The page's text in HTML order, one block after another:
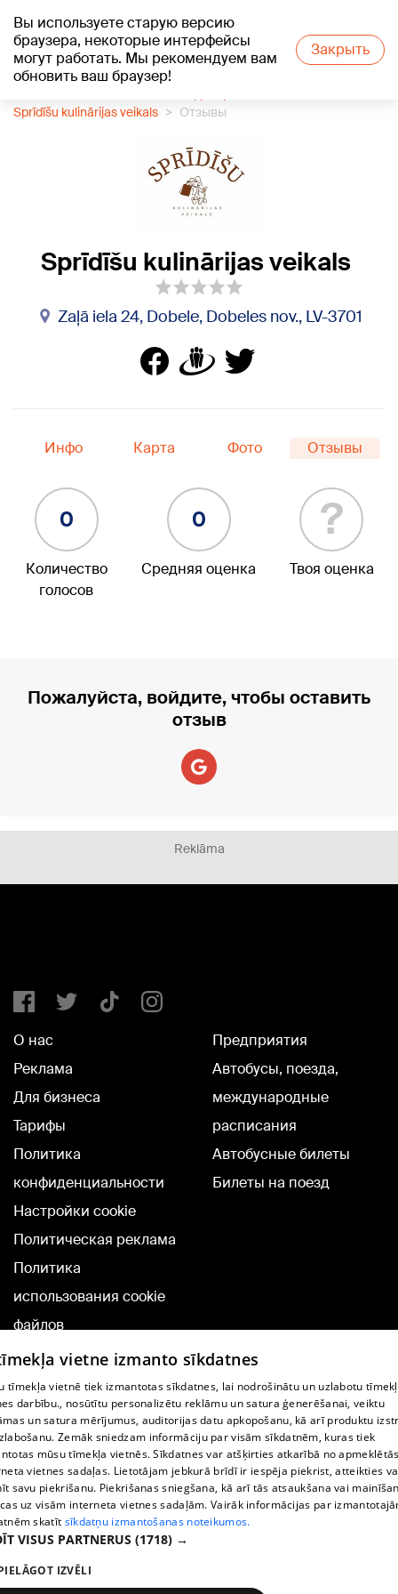
Вы используете старую версию
браузера, некоторые интерфейсы
могут работать. Мы рекомендуем вам
обновить ваш браузер!
Закрыть
+17°C
Sprīdīšu kulinārijas veikals
Отзывы
Sprīdīšu kulinārijas veikals
Zaļā iela 24, Dobele, Dobeles nov., LV-3701
Инфо Карта Фото Отзывы
0
Количество
голосов
0
Средняя оценка
?
Твоя оценка
Пожалуйста, войдите, чтобы оставить
отзыв
Reklāma
О нас
Реклама
Для бизнеса
Тарифы
Политика
конфиденциальности
Настройки cookie
Политическая реклама
Политика
использования cookie
файлов
Добавление
комментариев
Предприятия
Автобусы, поезда,
международные
расписания
Автобусные билеты
Билеты на поезд
TВ-программа
Условия договора
360 Ziņu kontakti
Helio Media
Служба помощи портала: э-почта -
vietne izmanto sīkdatnes
tīmekļa vietnē tiek izmantotas sīkdatnes, lai nodrošinātu un uzlabotu
darbību., nosūtītu personalizētu reklāmu un satura ģenerēšanai, veiktu
un satura mērījumus, auditorijas datu apkopošanu, kā arī produktu
Zemāk sniedzam informāciju par visām sīkdatnēm, kuras tiek
mūsu tīmekļa vietnēs. Sīkdatnes var atšķirties atkarībā no
vietnes sadaļas. Lietotājam jebkurā brīdī ir iespēja piekrist, atteikties
savu piekrišanu. Piekrišanas sniegšana, kā arī tās atsaukšana vai
uz visām interneta vietnes sadaļām. Vairāk informācijas par
skatīt sīkdatņu izmantošanas noteikumos.
VISUS PARTNERUS (1718) →
IZVĒLI